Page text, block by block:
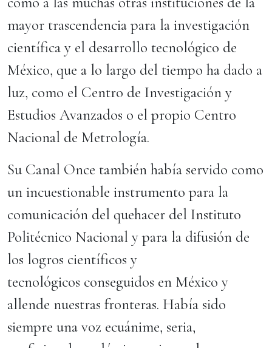
mayor trascendencia para la investigación
científica y el desarrollo tecnológico de
México, que a lo largo del tiempo ha dado a
luz, como el Centro de Investigación y
Estudios Avanzados o el propio Centro
Nacional de Metrología.
Su Canal Once también había servido como
un incuestionable instrumento para la
comunicación del quehacer del Instituto
Politécnico Nacional y para la difusión de
los logros científicos y
tecnológicos conseguidos en México y
allende nuestras fronteras. Había sido
siempre una voz ecuánime, seria,